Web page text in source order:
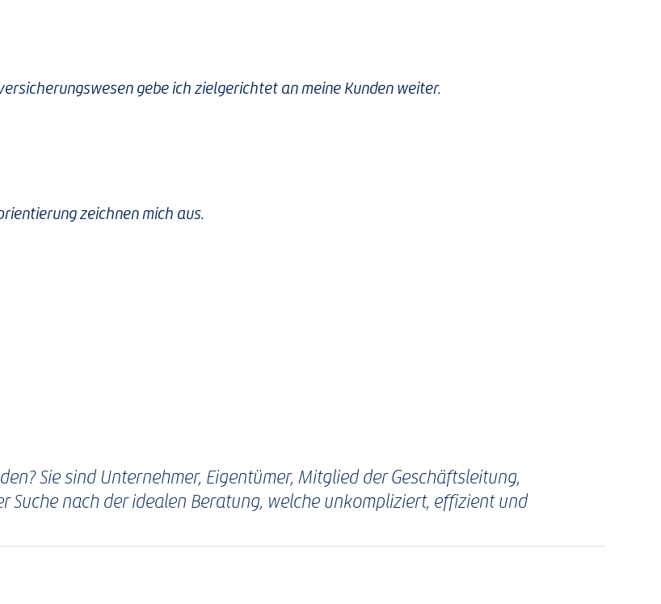
gebe ich zielgerichtet an meine Kunden weiter.
zeichnen mich aus.
Sie sind Unternehmer, Eigentümer, Mitglied der Geschäftsleitung,
nach der idealen Beratung, welche unkompliziert, effizient und